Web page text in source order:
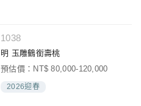
1038
明 玉雕鶴銜壽桃
預估價：NT$ 80,000-120,000
2026迎春